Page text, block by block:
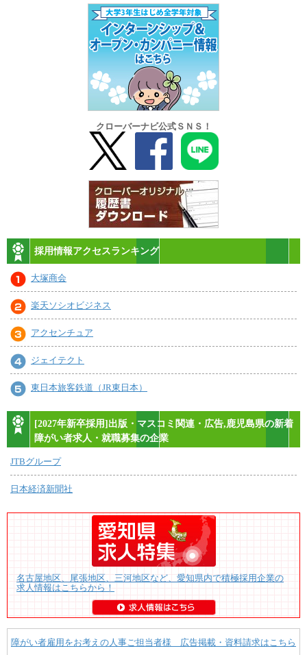
クローバーナビ公式ＳＮＳ！
採用情報アクセスランキング
大塚商会
楽天ソシオビジネス
アクセンチュア
ジェイテクト
東日本旅客鉄道（JR東日本）
[2027年新卒採用]出版・マスコミ関連・広告,鹿児島県の新着
障がい者求人・就職募集の企業
JTBグループ
日本経済新聞社
名古屋地区、尾張地区、三河地区など、愛知県内で積極採用企業の
求人情報はこちらから！
障がい者雇用をお考えの人事ご担当者様 広告掲載・資料請求はこちら